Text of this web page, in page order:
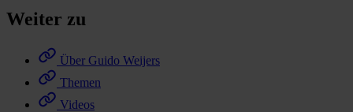
Weiter zu
Über Guido Weijers
Themen
Videos